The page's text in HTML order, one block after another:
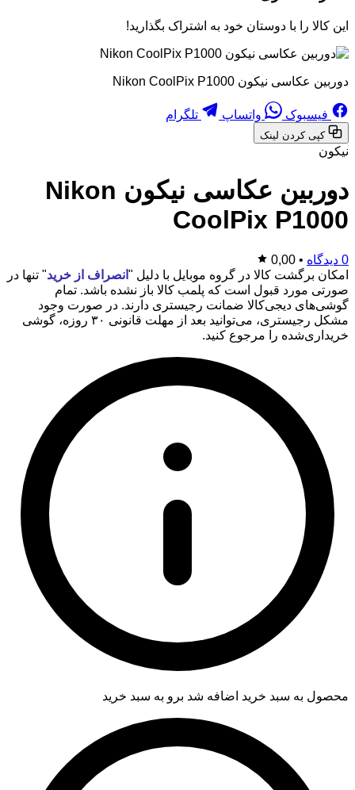
این کالا را با دوستان خود به اشتراک بگذارید!
دوربین عکاسی نیکون Nikon CoolPix P1000
فیسبوک واتساپ تلگرام
کپی کردن لینک
نیکون
دوربین عکاسی نیکون Nikon
CoolPix P1000
0 دیدگاه •
0,00
امکان برگشت کالا در گروه موبایل با دلیل " انصراف از خرید" تنها در
صورتی مورد قبول است که پلمب کالا باز نشده باشد. تمام
گوشی‌های دیجی‌کالا ضمانت رجیستری دارند. در صورت وجود
مشکل رجیستری، می‌توانید بعد از مهلت قانونی ۳۰ روزه، گوشی
خریداری‌شده را مرجوع کنید.
محصول به سبد خرید اضافه شد برو به سبد خرید